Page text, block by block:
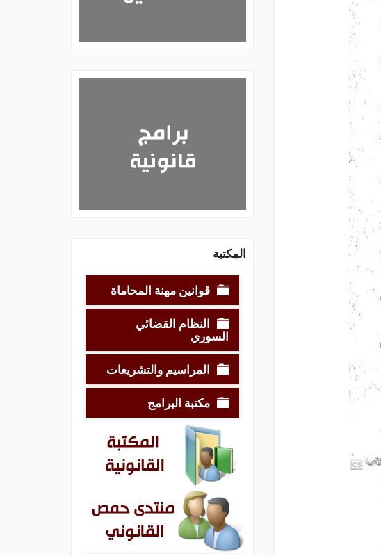
المكتبة
قوانين مهنة المحاماة
النظام القضائي
السوري
المراسيم والتشريعات
مكتبة البرامج